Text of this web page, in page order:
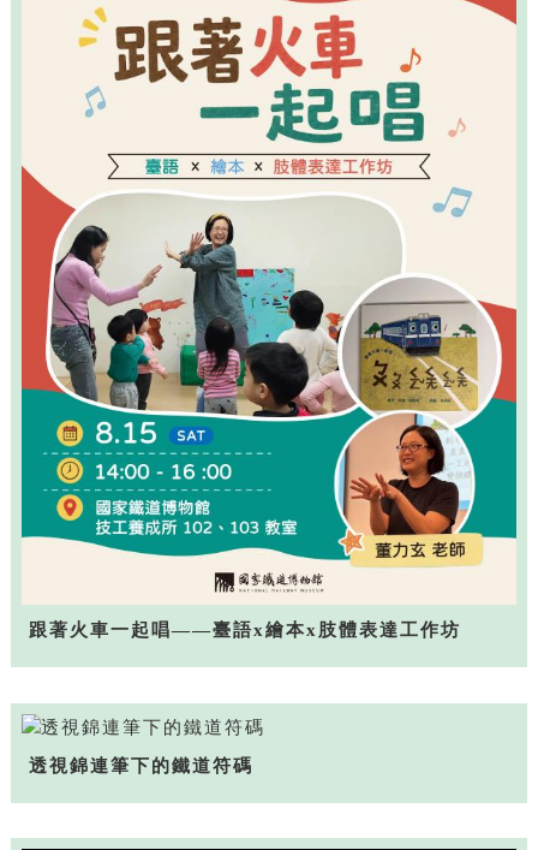
跟著火車一起唱——臺語x繪本x肢體表達工作坊
透視錦連筆下的鐵道符碼